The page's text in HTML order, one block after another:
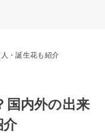
・誕生花も紹介
国内外の出来
介